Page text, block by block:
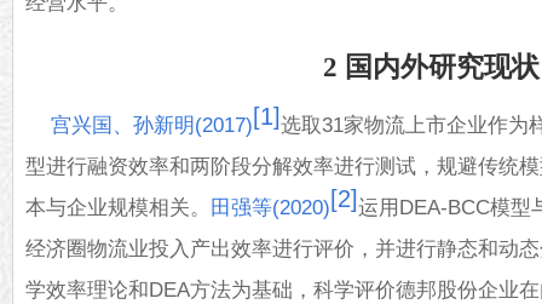
2 国内外研究现状
宫兴国、孙新明(2017) [1]选取31家物流上市企业作为
型进行融资效率和两阶段分解效率进行测试，规避传统
本与企业规模相关。 田强等(2020) [2]运用DEA-BCC模型
经济圈物流业投入产出效率进行评价，并进行静态和动
学效率理论和DEA方法为基础，科学评价德邦股份企业